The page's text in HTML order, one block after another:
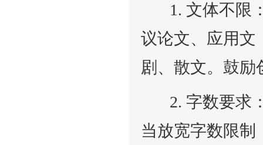
1. 文体不限：
议论文、应用文
剧、散文。鼓励
2. 字数要求：
当放宽字数限制